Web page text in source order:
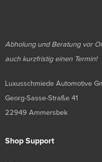
Abholung und Beratung vor
auch kurzfristig einen Termin!
Luxusschmiede Automotive
Georg-Sasse-Straße 41
22949 Ammersbek
Shop Support